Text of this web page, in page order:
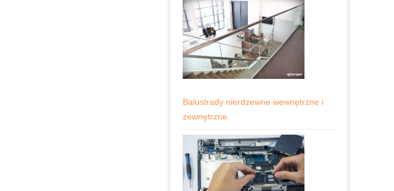
Balustrady nierdzewne wewnętrzne i
zewnętrzne